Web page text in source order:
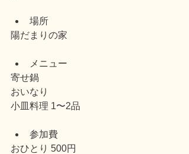
場所
陽だまりの家
メニュー
寄せ鍋
おいなり
小皿料理 1〜2品
参加費
おひとり 500円